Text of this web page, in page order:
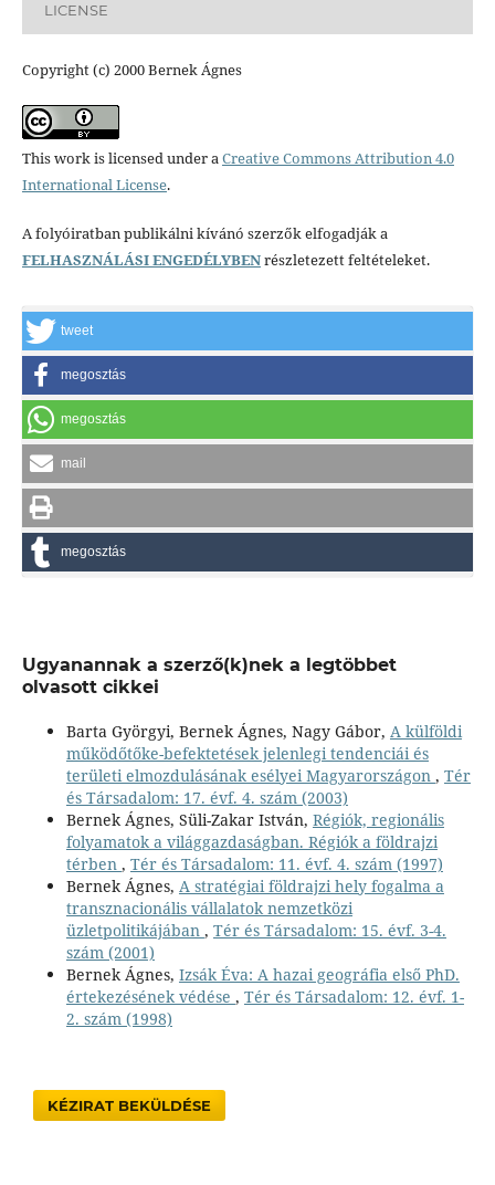
LICENSE
Copyright (c) 2000 Bernek Ágnes
This work is licensed under aCreative Commons Attribution 4.0
International License.
A folyóiratban publikálni kívánó szerzők elfogadják a
FELHASZNÁLÁSI ENGEDÉLYBENrészletezett feltételeket.
tweet
megosztás
megosztás
mail
megosztás
Ugyanannak a szerző(k)nek a legtöbbet
olvasott cikkei
Barta Györgyi, Bernek Ágnes, Nagy Gábor, A külföldi
működőtőke-befektetések jelenlegi tendenciái és
területi elmozdulásának esélyei Magyarországon , Tér
és Társadalom: 17. évf. 4. szám (2003)
Bernek Ágnes, Süli-Zakar István, Régiók, regionális
folyamatok a világgazdaságban. Régiók a földrajzi
térben , Tér és Társadalom: 11. évf. 4. szám (1997)
Bernek Ágnes, A stratégiai földrajzi hely fogalma a
transznacionális vállalatok nemzetközi
üzletpolitikájában , Tér és Társadalom: 15. évf. 3-4.
szám (2001)
Bernek Ágnes, Izsák Éva: A hazai geográfia első PhD.
értekezésének védése , Tér és Társadalom: 12. évf. 1-
2. szám (1998)
KÉZIRAT BEKÜLDÉSE